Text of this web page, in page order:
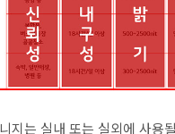
지는 실내 또는 실외에 사용